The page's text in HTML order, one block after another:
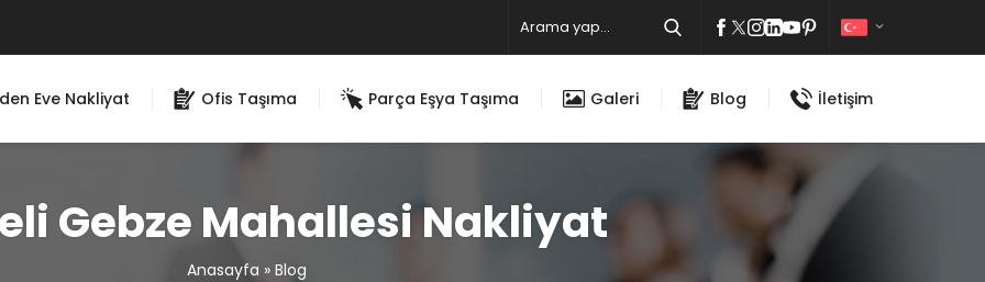
Eve Nakliyat Ofis Taşıma Parça Eşya Taşıma Galeri Blog İletişim
Gebze Mahallesi Nakliyat
Anasayfa » Blog